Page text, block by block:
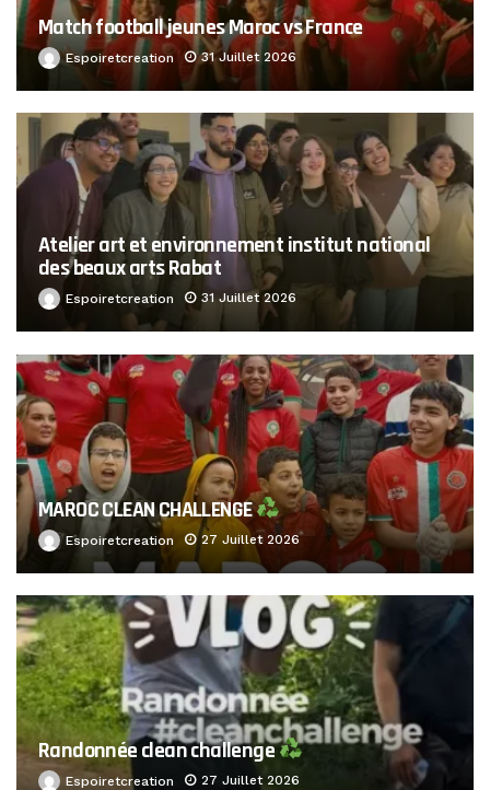
Match football jeunes Maroc vs France
Espoiretcreation 31 Juillet 2026
Atelier art et environnement institut national
des beaux arts Rabat
Espoiretcreation 31 Juillet 2026
MAROC CLEAN CHALLENGE
Espoiretcreation 27 Juillet 2026
Randonnée clean challenge
Espoiretcreation 27 Juillet 2026